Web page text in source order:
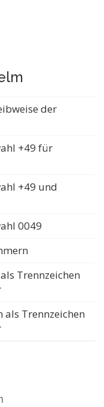
der
+49 für
+49 und
0049
Trennzeichen
als Trennzeichen